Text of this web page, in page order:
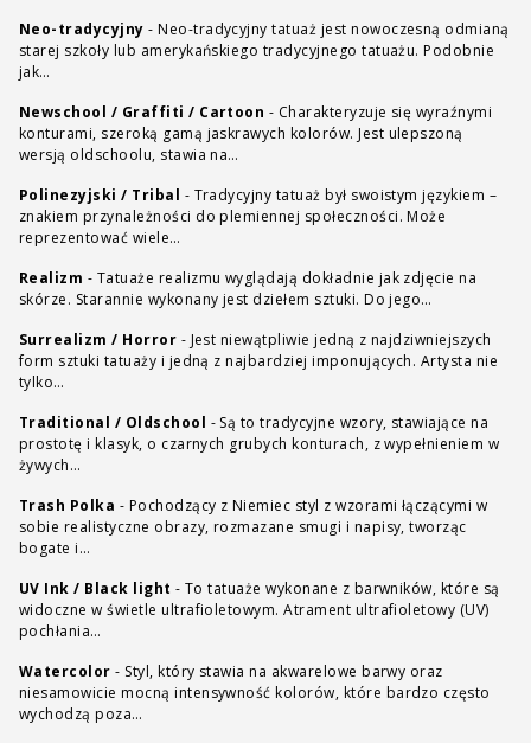
Neo-tradycyjny - Neo-tradycyjny tatuaż jest nowoczesną odmianą
starej szkoły lub amerykańskiego tradycyjnego tatuażu. Podobnie
jak…
Newschool / Graffiti / Cartoon - Charakteryzuje się wyraźnymi
konturami, szeroką gamą jaskrawych kolorów. Jest ulepszoną
wersją oldschoolu, stawia na…
Polinezyjski / Tribal - Tradycyjny tatuaż był swoistym językiem –
znakiem przynależności do plemiennej społeczności. Może
reprezentować wiele…
Realizm - Tatuaże realizmu wyglądają dokładnie jak zdjęcie na
skórze. Starannie wykonany jest dziełem sztuki. Do jego…
Surrealizm / Horror - Jest niewątpliwie jedną z najdziwniejszych
form sztuki tatuaży i jedną z najbardziej imponujących. Artysta nie
tylko…
Traditional / Oldschool - Są to tradycyjne wzory, stawiające na
prostotę i klasyk, o czarnych grubych konturach, z wypełnieniem w
żywych…
Trash Polka - Pochodzący z Niemiec styl z wzorami łączącymi w
sobie realistyczne obrazy, rozmazane smugi i napisy, tworząc
bogate i…
UV Ink / Black light - To tatuaże wykonane z barwników, które są
widoczne w świetle ultrafioletowym. Atrament ultrafioletowy (UV)
pochłania…
Watercolor - Styl, który stawia na akwarelowe barwy oraz
niesamowicie mocną intensywność kolorów, które bardzo często
wychodzą poza…